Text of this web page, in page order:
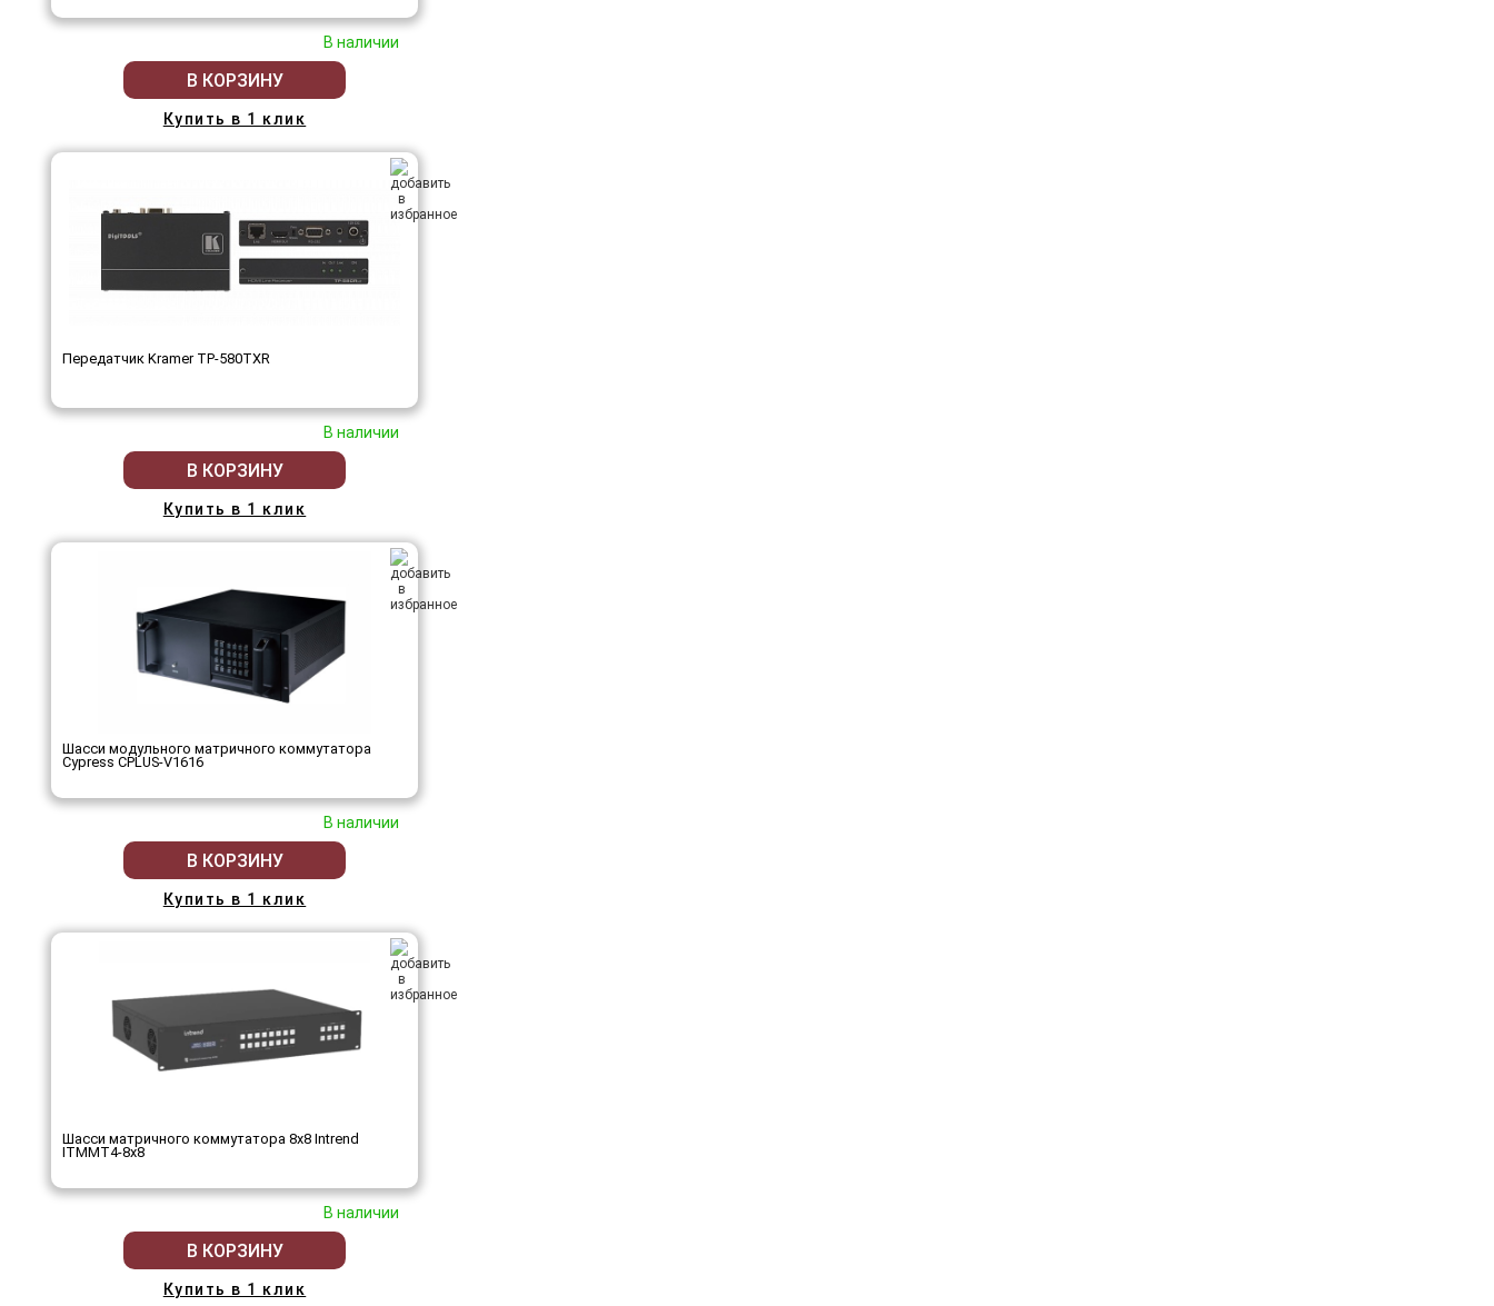
В наличии
В КОРЗИНУ
Купить в 1 клик
Передатчик Kramer TP-580TXR
В наличии
В КОРЗИНУ
Купить в 1 клик
Шасси модульного матричного коммутатора
Cypress CPLUS-V1616
В наличии
В КОРЗИНУ
Купить в 1 клик
Шасси матричного коммутатора 8x8 Intrend
ITMMT4-8x8
В наличии
В КОРЗИНУ
Купить в 1 клик